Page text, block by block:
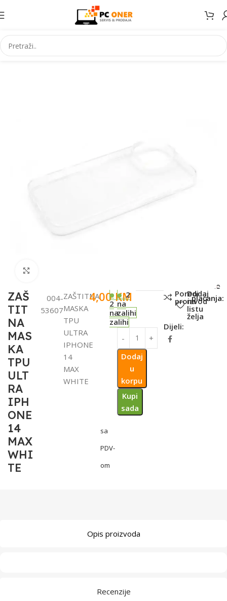
Početna Elektronika Mobiteli Maske za mobitele i dodaci
ZAŠ
TIT
NA
MAS
KA
TPU
ULT
RA
IPH
ONE
14
MAX
WHI
TE
004-
53607
ZAŠTITNA
MASKA
TPU
ULTRA
IPHONE
14
MAX
WHITE
4,00KM
sa
PDV-
om
2
na
zalihi
2
na
zalihi
Dodaj
u
korpu
Kupi
sada
Poredi
proizvod
Dodaj
na
listu
želja
Dijeli:
Metode
plaćanja:
Opis proizvoda
Recenzije